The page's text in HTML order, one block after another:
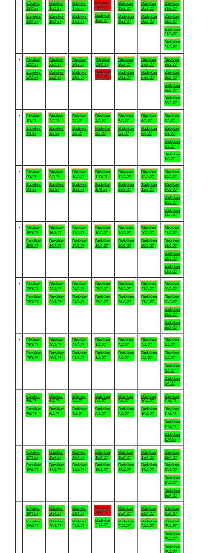
Båtviken
15/2-27
Badviken
15/2-27
Båtviken
16/2-27
Badviken
16/2-27
Båtviken
17/2-27
Badviken
17/2-27
Båtviken
18/2-27
Badviken
18/2-27
Båtviken
19/2-27
Badviken
19/2-27
Båtviken
20/2-27
Badviken
20/2-27
Båtviken
21/2-27
Båtviken
21/2-27
Badviken
21/2-27
Badviken
21/2-27
Båtviken
22/2-27
Badviken
22/2-27
Båtviken
23/2-27
Badviken
23/2-27
Båtviken
24/2-27
Badviken
24/2-27
Båtviken
25/2-27
Badviken
25/2-27
Båtviken
26/2-27
Badviken
26/2-27
Båtviken
27/2-27
Badviken
27/2-27
Båtviken
28/2-27
Båtviken
28/2-27
Badviken
28/2-27
Badviken
28/2-27
Båtviken
1/3-27
Badviken
1/3-27
Båtviken
2/3-27
Badviken
2/3-27
Båtviken
3/3-27
Badviken
3/3-27
Båtviken
4/3-27
Badviken
4/3-27
Båtviken
5/3-27
Badviken
5/3-27
Båtviken
6/3-27
Badviken
6/3-27
Båtviken
7/3-27
Båtviken
7/3-27
Badviken
7/3-27
Badviken
7/3-27
Båtviken
8/3-27
Badviken
8/3-27
Båtviken
9/3-27
Badviken
9/3-27
Båtviken
10/3-27
Badviken
10/3-27
Båtviken
11/3-27
Badviken
11/3-27
Båtviken
12/3-27
Badviken
12/3-27
Båtviken
13/3-27
Badviken
13/3-27
Båtviken
14/3-27
Båtviken
14/3-27
Badviken
14/3-27
Badviken
14/3-27
Båtviken
15/3-27
Badviken
15/3-27
Båtviken
16/3-27
Badviken
16/3-27
Båtviken
17/3-27
Badviken
17/3-27
Båtviken
18/3-27
Badviken
18/3-27
Båtviken
19/3-27
Badviken
19/3-27
Båtviken
20/3-27
Badviken
20/3-27
Båtviken
21/3-27
Båtviken
21/3-27
Badviken
21/3-27
Badviken
21/3-27
Båtviken
22/3-27
Badviken
22/3-27
Båtviken
23/3-27
Badviken
23/3-27
Båtviken
24/3-27
Badviken
24/3-27
Båtviken
25/3-27
Badviken
25/3-27
Båtviken
26/3-27
Badviken
26/3-27
Båtviken
27/3-27
Badviken
27/3-27
Båtviken
28/3-27
Båtviken
28/3-27
Badviken
28/3-27
Badviken
28/3-27
Båtviken
29/3-27
Badviken
29/3-27
Båtviken
30/3-27
Badviken
30/3-27
Båtviken
31/3-27
Badviken
31/3-27
Båtviken
1/4-27
Badviken
1/4-27
Båtviken
2/4-27
Badviken
2/4-27
Båtviken
3/4-27
Badviken
3/4-27
Båtviken
4/4-27
Båtviken
4/4-27
Badviken
4/4-27
Badviken
4/4-27
Båtviken
5/4-27
Badviken
5/4-27
Båtviken
6/4-27
Badviken
6/4-27
Båtviken
7/4-27
Badviken
7/4-27
Båtviken
8/4-27
Badviken
8/4-27
Båtviken
9/4-27
Badviken
9/4-27
Båtviken
10/4-27
Badviken
10/4-27
Båtviken
11/4-27
Båtviken
11/4-27
Badviken
11/4-27
Badviken
11/4-27
Båtviken
12/4-27
Badviken
12/4-27
Båtviken
13/4-27
Badviken
13/4-27
Båtviken
14/4-27
Badviken
14/4-27
Båtviken
15/4-27
Badviken
15/4-27
Båtviken
16/4-27
Badviken
16/4-27
Båtviken
17/4-27
Badviken
17/4-27
Båtviken
18/4-27
Båtviken
18/4-27
Badviken
18/4-27
Badviken
18/4-27
Båtviken
19/4-27
Badviken
19/4-27
Båtviken
20/4-27
Badviken
20/4-27
Båtviken
21/4-27
Badviken
21/4-27
Båtviken
22/4-27
Badviken
22/4-27
Båtviken
23/4-27
Badviken
23/4-27
Båtviken
24/4-27
Badviken
24/4-27
Båtviken
25/4-27
Båtviken
25/4-27
Badviken
25/4-27
Badviken
25/4-27